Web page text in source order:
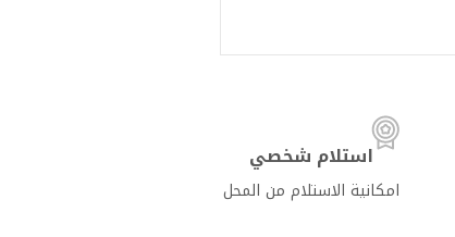
استلام شخصي
امكانية الاستلام من المحل